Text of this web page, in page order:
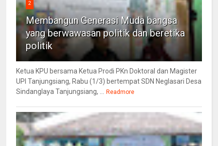
2
Membangun Generasi Muda bangsa
yang berwawasan politik dan beretika
politik
Ketua KPU bersama Ketua Prodi PKn Doktoral dan Magister
UPI Tanjungsiang, Rabu (1/3) bertempat SDN Neglasari Desa
Sindanglaya Tanjungsiang, ... Readmore